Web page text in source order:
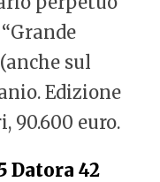
sul
Edizione
90.600 euro.
Datora 42